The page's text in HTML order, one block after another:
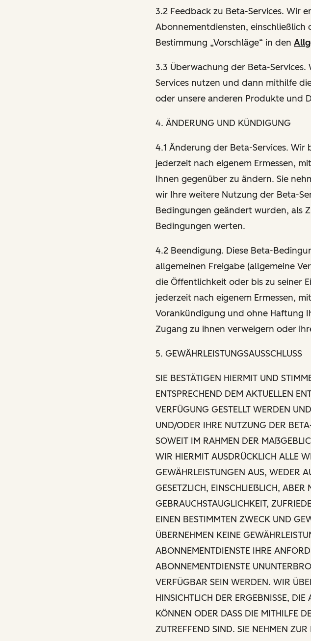
3.2 Feedback zu Beta-Services. Wir
Abonnementdiensten, einschließlich
Bestimmung „Vorschläge“ in den
3.3 Überwachung der Beta-
Services nutzen und dann mithilfe
oder unsere anderen Produkte und
4. ÄNDERUNG UND KÜNDIGUNG
4.1 Änderung der Beta-Services. Wir
jederzeit nach eigenem Ermessen,
Ihnen gegenüber zu ändern. Sie
wir Ihre weitere Nutzung der Beta-
Bedingungen geändert wurden, als
Bedingungen werten.
4.2 Beendigung. Diese Beta-
allgemeinen Freigabe (allgemeine
die Öffentlichkeit oder bis zu seiner
jederzeit nach eigenem Ermessen,
Vorankündigung und ohne Haftung
Zugang zu ihnen verweigern oder
5. GEWÄHRLEISTUNGSAUSSCHLUSS
SIE BESTÄTIGEN HIERMIT UND
ENTSPRECHEND DEM AKTUELLEN
VERFÜGUNG GESTELLT WERDEN
UND/ODER IHRE NUTZUNG DER
SOWEIT IM RAHMEN DER
WIR HIERMIT AUSDRÜCKLICH ALLE
GEWÄHRLEISTUNGEN AUS, WEDER
GESETZLICH, EINSCHLIEẞLICH, ABER
GEBRAUCHSTAUGLICHKEIT,
EINEN BESTIMMTEN ZWECK UND
ÜBERNEHMEN KEINE
ABONNEMENTDIENSTE IHRE
ABONNEMENTDIENSTE
VERFÜGBAR SEIN WERDEN. WIR
HINSICHTLICH DER ERGEBNISSE, DIE
KÖNNEN ODER DASS DIE MITHILFE
ZUTREFFEND SIND. SIE NEHMEN